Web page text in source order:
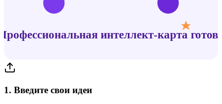
интеллект-карта
1. Введите свои идеи